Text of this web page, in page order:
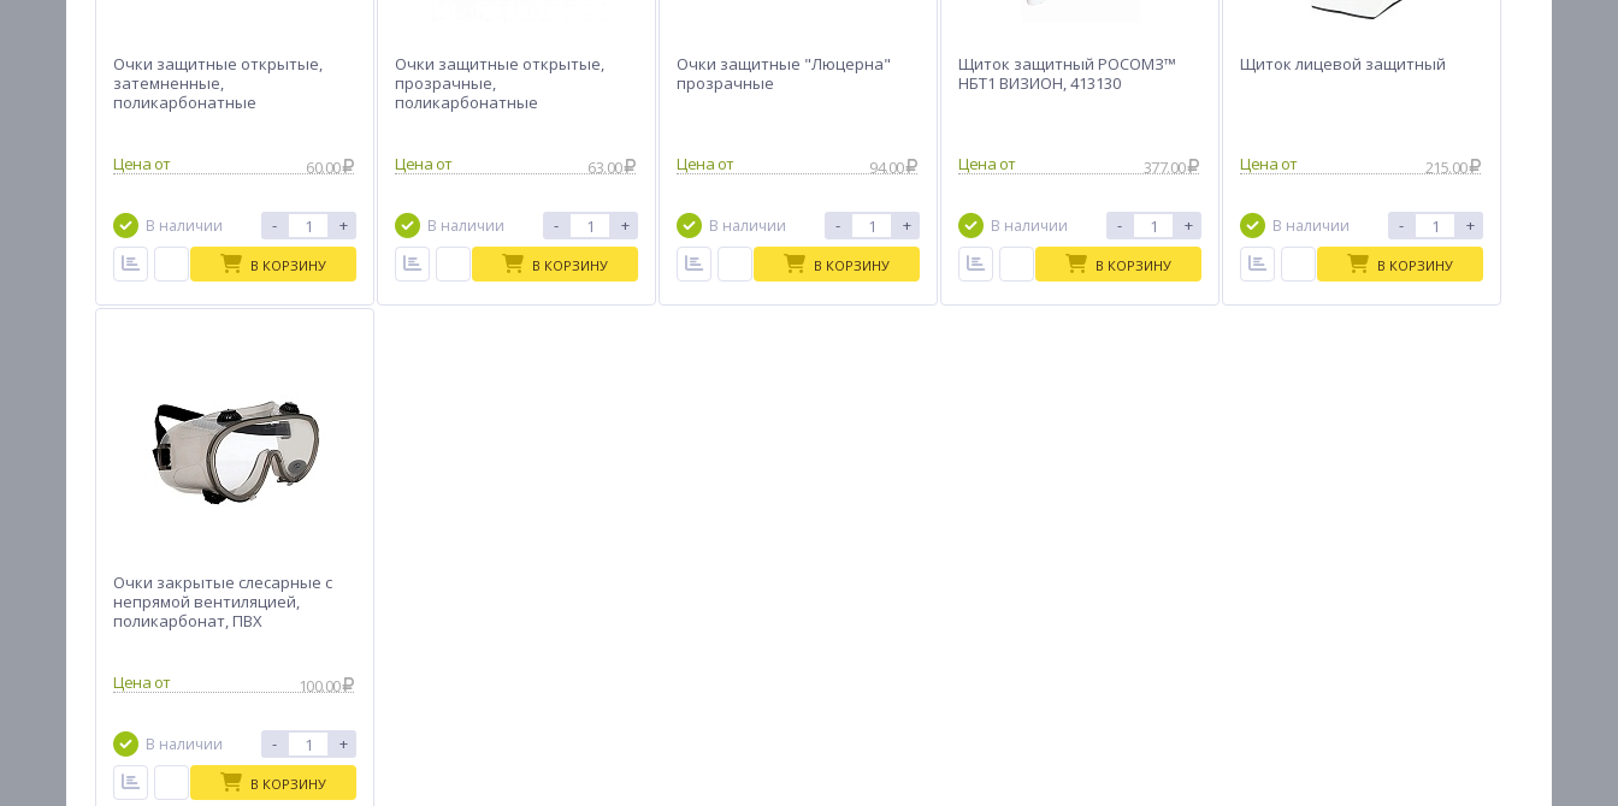
Очки защитные открытые,
затемненные,
поликарбонатные
Цена от 60.00
В наличии - +
В КОРЗИНУ
Очки защитные открытые,
прозрачные,
поликарбонатные
Цена от 63.00
В наличии - +
В КОРЗИНУ
Очки защитные "Люцерна"
прозрачные
Цена от 94.00
В наличии - +
В КОРЗИНУ
Щиток защитный РОСОМЗ™
НБТ1 ВИЗИОН, 413130
Цена от 377.00
В наличии - +
В КОРЗИНУ
Щиток лицевой защитный
Цена от 215.00
В наличии - +
В КОРЗИНУ
Очки закрытые слесарные с
непрямой вентиляцией,
поликарбонат, ПВХ
Цена от 100.00
В наличии - +
В КОРЗИНУ